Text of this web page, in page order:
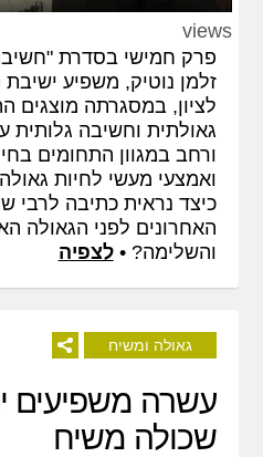
Mute Settings PIPEnter
fullscreen
views
פרק חמישי בסדרת
זלמן נוטיק, משפיע
לציון, במסגרתה מוצגים
גאולתית וחשיבה גלותית
ורחב במגוון התחומים
ואמצעי מעשי לחיות
כיצד נראית כתיבה לרבי
האחרונים לפני הגאולה
והשלימה? •לצפיה
גאולה ומשיח
עשרה משפיעים
שכולה משיח